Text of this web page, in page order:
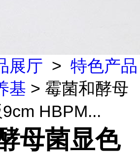
展厅 > 特色产品
基 > 霉菌和酵母
HBPM...
母菌显色